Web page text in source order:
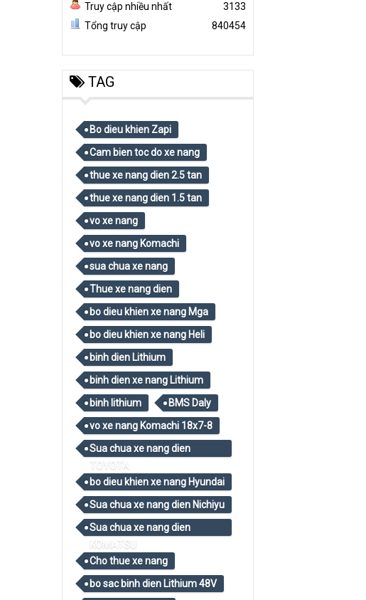
Truy cập nhiều nhất
3133
Tổng truy cập
840454
TAG
Bo dieu khien Zapi
Cam bien toc do xe nang
thue xe nang dien 2.5 tan
thue xe nang dien 1.5 tan
vo xe nang
vo xe nang Komachi
sua chua xe nang
Thue xe nang dien
bo dieu khien xe nang Mga
bo dieu khien xe nang Heli
binh dien Lithium
binh dien xe nang Lithium
binh lithium
BMS Daly
vo xe nang Komachi 18x7-8
Sua chua xe nang dien
TOYOTA
bo dieu khien xe nang Hyundai
Sua chua xe nang dien Nichiyu
Sua chua xe nang dien
KOMATSU
Cho thue xe nang
bo sac binh dien Lithium 48V